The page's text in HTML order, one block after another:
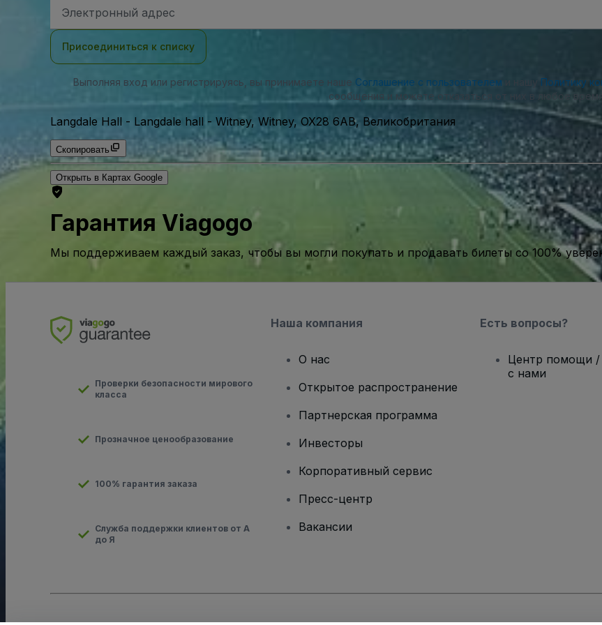
электронной
Присоединиться к списку
Выполняя вход или регистрируясь, вы принимаете наше Соглашение с пользователем Политику
сообщения и можете отказаться от них в любое время.
Langdale Hall - Langdale hall - Witney, Witney, OX28 6AB, Великобритания
Скопировать
Открыть в Картах Google
Гарантия Viagogo
Мы поддерживаем каждый заказ, чтобы вы могли покупать и продавать билеты со 100%
Проверки безопасности мирового
класса
Прозначное ценообразование
100% гарантия заказа
Служба поддержки клиентов от А
до Я
Наша компания
О нас
Открытое распространение
Партнерская программа
Инвесторы
Корпоративный сервис
Пресс-центр
Вакансии
Есть вопросы?
Центр помощи /
с нами